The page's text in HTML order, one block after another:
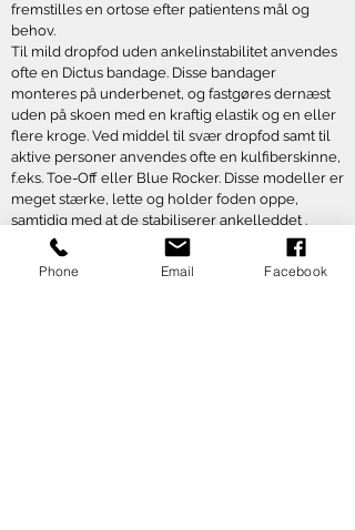
fremstilles en ortose efter patientens mål og
behov.
Til mild dropfod uden ankelinstabilitet anvendes
ofte en Dictus bandage. Disse bandager
monteres på underbenet, og fastgøres dernæst
uden på skoen med en kraftig elastik og en eller
flere kroge. Ved middel til svær dropfod samt til
aktive personer anvendes ofte en kulfiberskinne,
f.eks. Toe-Off eller Blue Rocker. Disse modeller er
meget stærke, lette og holder foden oppe,
samtidig med at de stabiliserer ankelleddet .
Læs også om - Dropfodsstimulatorer i menuen.
Phone Email Facebook